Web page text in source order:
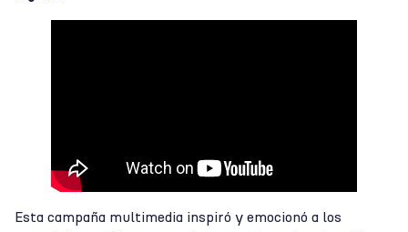
Esta campaña multimedia inspiró y emocionó a los